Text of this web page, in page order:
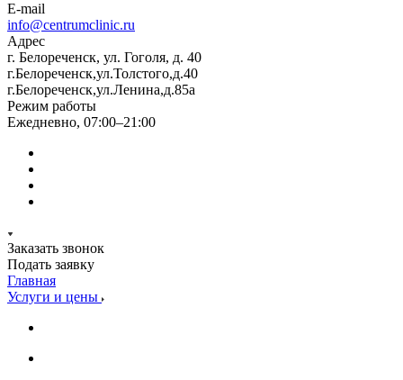
E-mail
info@centrumclinic.ru
Адрес
г. Белореченск, ул. Гоголя, д. 40
г.Белореченск,ул.Толстого,д.40
г.Белореченск,ул.Ленина,д.85а
Режим работы
Ежедневно, 07:00–21:00
Заказать звонок
Подать заявку
Главная
Услуги и цены